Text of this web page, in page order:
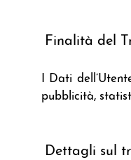
Finalità del
I Dati
pubblicità,
Dettagli sul